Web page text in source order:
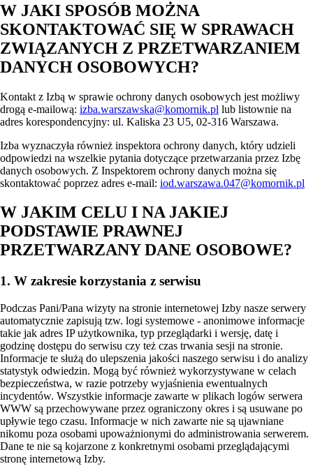
W JAKI SPOSÓB MOŻNA
SKONTAKTOWAĆ SIĘ W SPRAWACH
ZWIĄZANYCH Z PRZETWARZANIEM
DANYCH OSOBOWYCH?
Kontakt z Izbą w sprawie ochrony danych osobowych jest możliwy
drogą e-mailową: izba.warszawska@komornik.pl lub listownie na
adres korespondencyjny: ul. Kaliska 23 U5, 02-316 Warszawa.
Izba wyznaczyła również inspektora ochrony danych, który udzieli
odpowiedzi na wszelkie pytania dotyczące przetwarzania przez Izbę
danych osobowych. Z Inspektorem ochrony danych można się
skontaktować poprzez adres e-mail: iod.warszawa.047@komornik.pl
W JAKIM CELU I NA JAKIEJ
PODSTAWIE PRAWNEJ
PRZETWARZANY DANE OSOBOWE?
1. W zakresie korzystania z serwisu
Podczas Pani/Pana wizyty na stronie internetowej Izby nasze serwery
automatycznie zapisują tzw. logi systemowe - anonimowe informacje
takie jak adres IP użytkownika, typ przeglądarki i wersję, datę i
godzinę dostępu do serwisu czy też czas trwania sesji na stronie.
Informacje te służą do ulepszenia jakości naszego serwisu i do analizy
statystyk odwiedzin. Mogą być również wykorzystywane w celach
bezpieczeństwa, w razie potrzeby wyjaśnienia ewentualnych
incydentów. Wszystkie informacje zawarte w plikach logów serwera
WWW są przechowywane przez ograniczony okres i są usuwane po
upływie tego czasu. Informacje w nich zawarte nie są ujawniane
nikomu poza osobami upoważnionymi do administrowania serwerem.
Dane te nie są kojarzone z konkretnymi osobami przeglądającymi
stronę internetową Izby.